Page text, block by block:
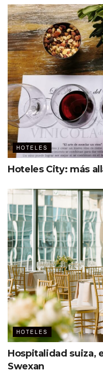
HOTELES
Hoteles City: más
HOTELES
Hospitalidad suiza,
Swexan